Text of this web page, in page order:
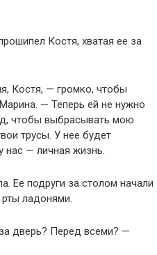
Костя, хватая ее за
Костя, — громко, чтобы
— Теперь ей не нужно
чтобы выбрасывать мою
трусы. У нее будет
нас — личная жизнь.
Ее подруги за столом начали
ладонями.
дверь? Перед всеми? —